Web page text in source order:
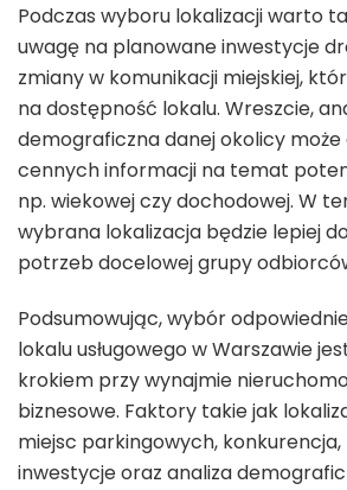
Podczas wyboru lokalizacji warto
uwagę na planowane inwestycje
zmiany w komunikacji miejskiej,
na dostępność lokalu. Wreszcie,
demograficzna danej okolicy
cennych informacji na temat
np. wiekowej czy dochodowej. W
wybrana lokalizacja będzie lepiej
potrzeb docelowej grupy
Podsumowując, wybór
lokalu usługowego w Warszawie
krokiem przy wynajmie
biznesowe. Faktory takie jak
miejsc parkingowych,
inwestycje oraz analiza